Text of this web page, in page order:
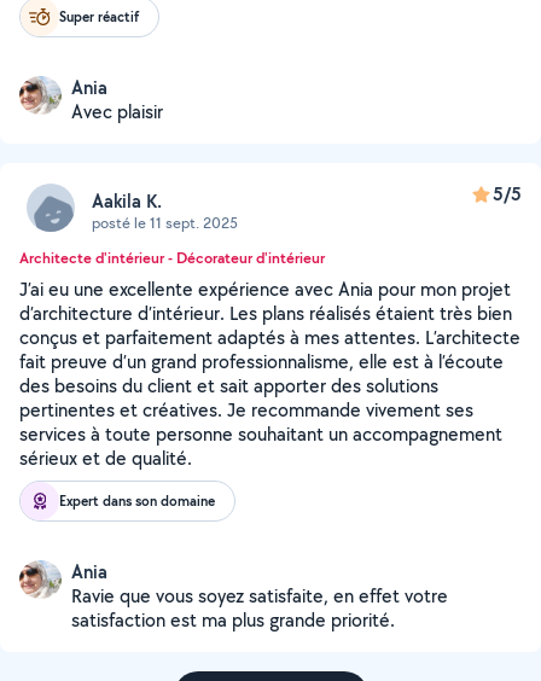
Super réactif
Ania
Avec plaisir
Aakila K.
posté le 11 sept. 2025
5/5
Architecte d'intérieur - Décorateur d'intérieur
J’ai eu une excellente expérience avec Ania pour mon projet
d’architecture d’intérieur. Les plans réalisés étaient très bien
conçus et parfaitement adaptés à mes attentes. L’architecte
fait preuve d’un grand professionnalisme, elle est à l’écoute
des besoins du client et sait apporter des solutions
pertinentes et créatives. Je recommande vivement ses
services à toute personne souhaitant un accompagnement
sérieux et de qualité.
Expert dans son domaine
Ania
Ravie que vous soyez satisfaite, en effet votre
satisfaction est ma plus grande priorité.